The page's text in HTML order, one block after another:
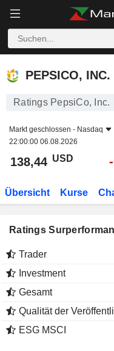
PEPSICO, INC.
PEPSICO, INC.
Ratings PepsiCo, Inc.
Markt geschlossen - Nasdaq
22:00:00 06.08.2026
138,44 USD
Übersicht Kurse
Ratings
Trader
Investment
Gesamt
Qualität der
ESG MSCI